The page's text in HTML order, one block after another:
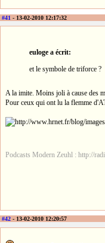
#41 - 13-02-2010 12:17:32
euloge a écrit:
et le symbole de triforce ?
A la imite. Moins joli à cause des
Pour ceux qui ont lu la flemme
Podcasts Modern Zeuhl : http://
#42 - 13-02-2010 12:20:57